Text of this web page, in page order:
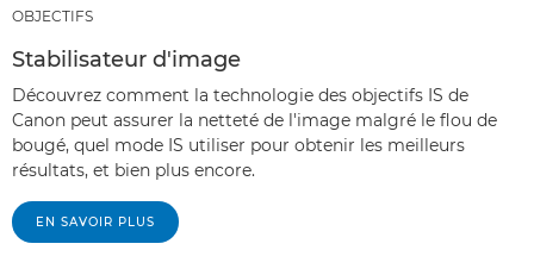
OBJECTIFS
Stabilisateur d'image
Découvrez comment la technologie des objectifs IS de
Canon peut assurer la netteté de l'image malgré le flou de
bougé, quel mode IS utiliser pour obtenir les meilleurs
résultats, et bien plus encore.
EN SAVOIR PLUS